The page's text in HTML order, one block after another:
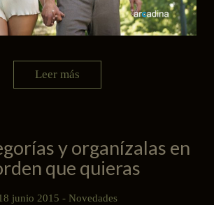
Leer más
y organízalas en
que quieras
junio 2015 - Novedades